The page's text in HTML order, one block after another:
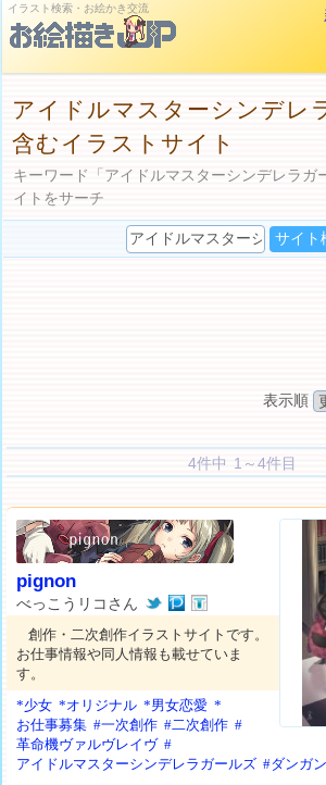
イラスト検索・お絵かき交流
アイドルマスターシンデレ
含むイラストサイト
キーワード「アイドルマスターシンデレラガ
イトをサーチ
表示順
4件中 1～4件目
pignon
べっこうリコさん
創作・二次創作イラストサイトです。
お仕事情報や同人情報も載せていま
す。
*少女 *オリジナル *男女恋愛 *
お仕事募集 #一次創作 #二次創作 #
革命機ヴァルヴレイヴ #
アイドルマスターシンデレラガールズ #ダンガ